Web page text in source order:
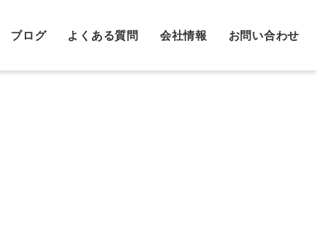
ブログ よくある質問 会社情報 お問い合わせ